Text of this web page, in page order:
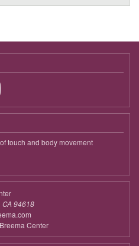
touch and body movement
94618
Center